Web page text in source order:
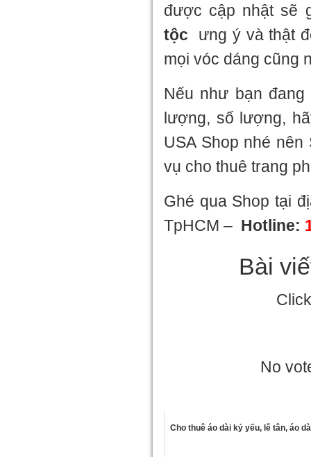
được cập nhật sẽ
tộc
ưng ý và thật
mọi vóc dáng cũng
Nếu như bạn
lượng, số lượng,
USA Shop nhé
vụ cho thuê trang
Ghé qua Shop tại
TpHCM – Hotline:
Bài
No
Cho thuê áo dài kỷ yếu, lễ tân, áo